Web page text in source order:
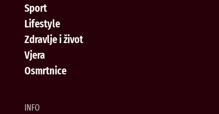
Sport
Lifestyle
Zdravlje i život
Vjera
Osmrtnice
INFO